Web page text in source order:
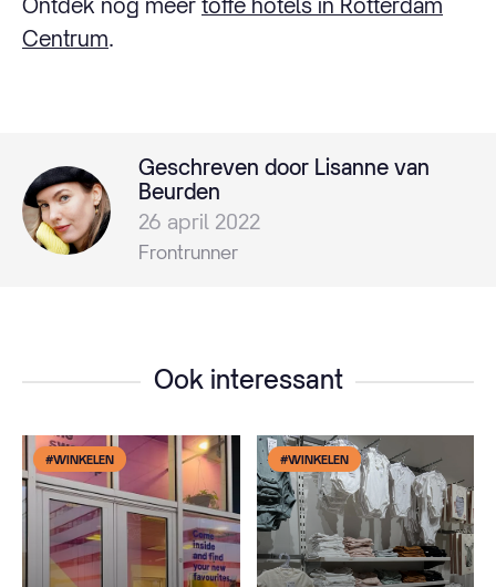
Ontdek nog meer toffe hotels in Rotterdam
Centrum.
Geschreven door Lisanne van
Beurden
26 april 2022
Frontrunner
Ook interessant
#WINKELEN #WINKELEN